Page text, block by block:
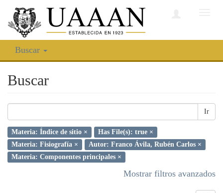
Buscar
Buscar
Ir
Materia: Índice de sitio ×
Has File(s): true ×
Materia: Fisiografía ×
Autor: Franco Ávila, Rubén Carlos ×
Materia: Componentes principales ×
Mostrar filtros avanzados